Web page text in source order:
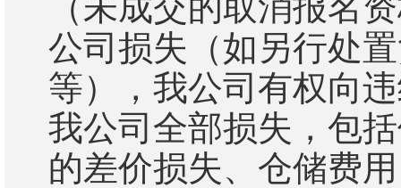
公司损失（如另行处
等），我公司有权向
我公司全部损失，包
的差价损失、仓储费